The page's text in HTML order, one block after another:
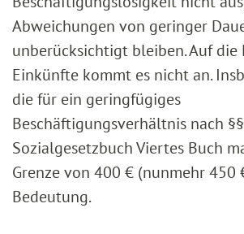
Abweichungen von geringer
unberücksichtigt bleiben. Auf die
Einkünfte kommt es nicht an.
die für ein geringfügiges
Beschäftigungsverhältnis nach
Sozialgesetzbuch Viertes Buch
Grenze von 400 € (nunmehr 450
Bedeutung.